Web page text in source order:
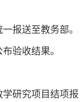
报送至教务部。
验收结果。
研究项目结项报